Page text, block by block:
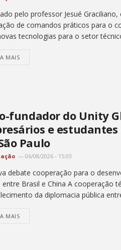
pelo professor Jesué
de comandos práticos para o
tecnologias para o setor
MAIS
fundador do Unity
e
Paulo
06/08/2026 - 15:03
debate cooperação para o
entre Brasil e China A cooperação
da diplomacia pública entre
MAIS